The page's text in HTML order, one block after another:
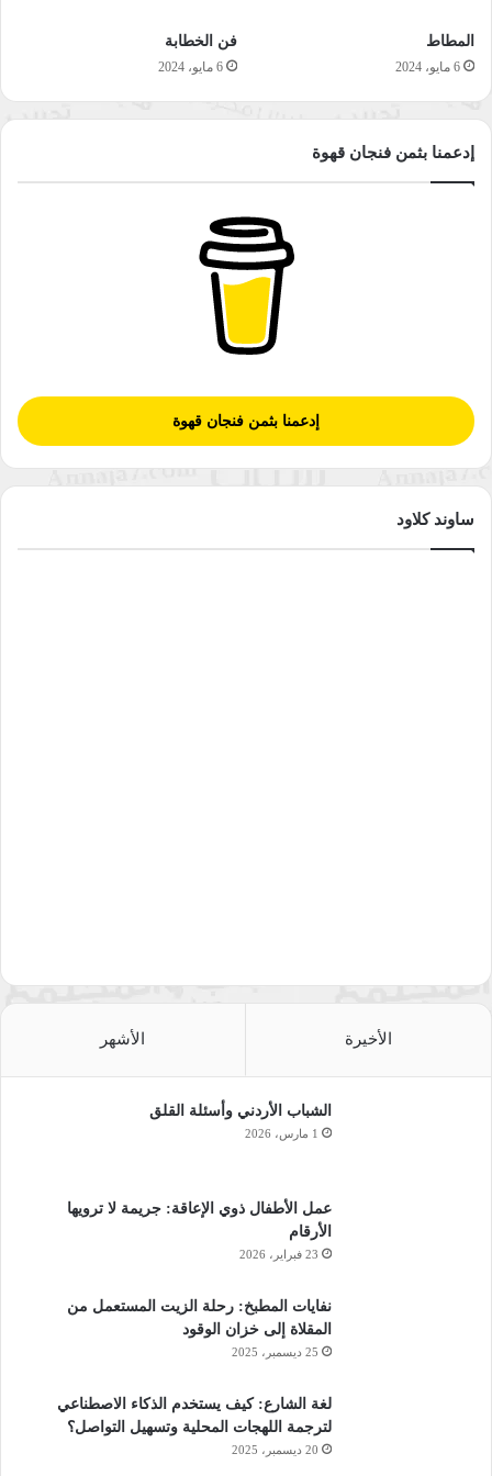
المطاط
6 مايو، 2024
فن الخطابة
6 مايو، 2024
إدعمنا بثمن فنجان قهوة
إدعمنا بثمن فنجان قهوة
ساوند كلاود
الأخيرة الأشهر
الشباب الأردني وأسئلة القلق
1 مارس، 2026
عمل الأطفال ذوي الإعاقة: جريمة لا ترويها
الأرقام
23 فبراير، 2026
نفايات المطبخ: رحلة الزيت المستعمل من
المقلاة إلى خزان الوقود
25 ديسمبر، 2025
لغة الشارع: كيف يستخدم الذكاء الاصطناعي
لترجمة اللهجات المحلية وتسهيل التواصل؟
20 ديسمبر، 2025